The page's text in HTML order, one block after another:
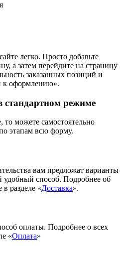
легко. Просто добавьте
а затем перейдите на страницу
заказанных позиций и
к оформлению».
стандартном режиме
можете самостоятельно
этапам всю форму.
вам предложат варианты
удобный способ. Подробнее об
в разделе «Доставка».
оплаты. Подробнее о всех
«Оплата»